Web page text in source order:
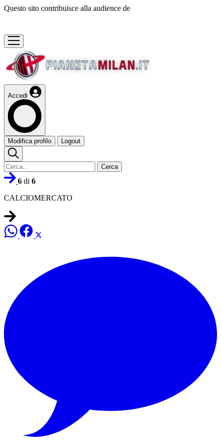
Questo sito contribuisce alla audience de
Accedi
Modifica profilo Logout
Cerca
6 di 6
CALCIOMERCATO